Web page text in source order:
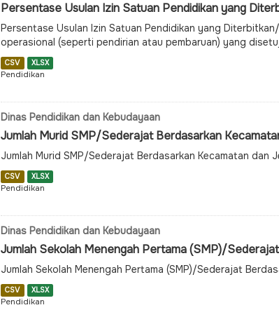
Persentase Usulan Izin Satuan Pendidikan yang
Persentase Usulan Izin Satuan Pendidikan yang
operasional (seperti pendirian atau pembaruan) yang
CSV XLSX
Pendidikan
Dinas Pendidikan dan Kebudayaan
Jumlah Murid SMP/Sederajat Berdasarkan
Jumlah Murid SMP/Sederajat Berdasarkan Kecamatan dan
CSV XLSX
Pendidikan
Dinas Pendidikan dan Kebudayaan
Jumlah Sekolah Menengah Pertama (SMP)/
Jumlah Sekolah Menengah Pertama (SMP)/Sederajat
CSV XLSX
Pendidikan